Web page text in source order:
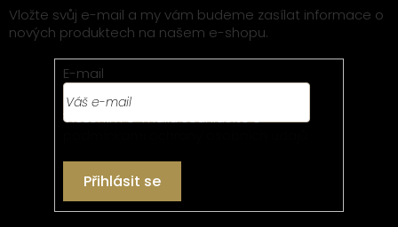
p
a
Vložte svůj e-mail a my vám budeme zasílat informace o
nových produktech na našem e-shopu.
E-mail
Vložením e-mailu souhlasíte s
Přihlásit se